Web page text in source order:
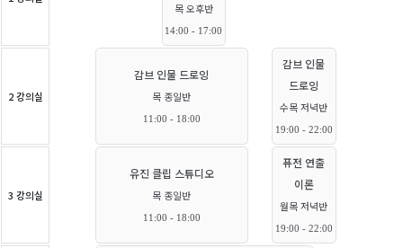
목 오후반
14:00 - 17:00
2 강의실
감브 인물 드로잉
목 종일반
11:00 - 18:00
감브 인물
드로잉
수목 저녁반
19:00 - 22:00
3 강의실
유진 클립 스튜디오
목 종일반
11:00 - 18:00
퓨전 연출
이론
월목 저녁반
19:00 - 22:00